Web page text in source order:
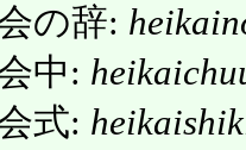
の辞:
中:
式: